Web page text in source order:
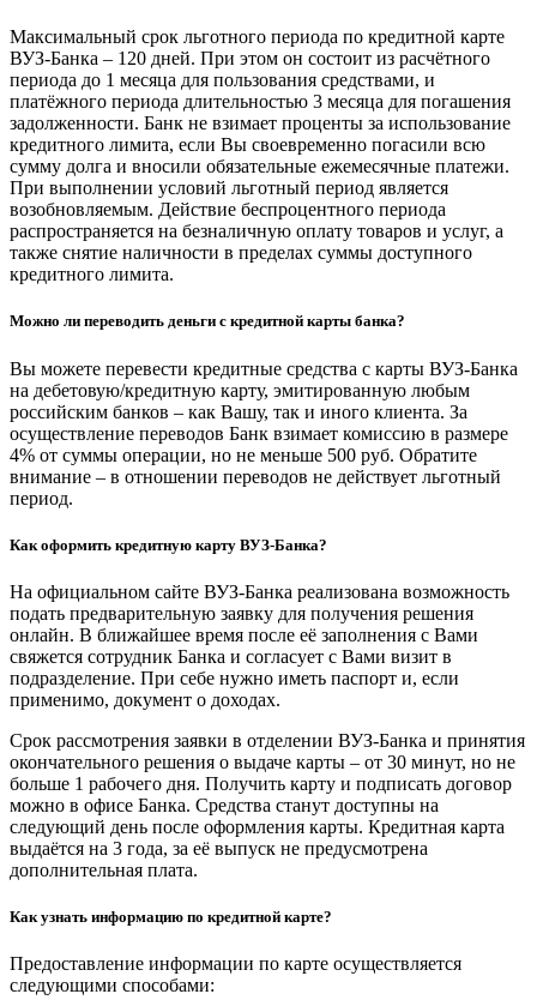
Максимальный срок льготного периода по кредитной карте
ВУЗ-Банка – 120 дней. При этом он состоит из расчётного
периода до 1 месяца для пользования средствами, и
платёжного периода длительностью 3 месяца для погашения
задолженности. Банк не взимает проценты за использование
кредитного лимита, если Вы своевременно погасили всю
сумму долга и вносили обязательные ежемесячные платежи.
При выполнении условий льготный период является
возобновляемым. Действие беспроцентного периода
распространяется на безналичную оплату товаров и услуг, а
также снятие наличности в пределах суммы доступного
кредитного лимита.
Можно ли переводить деньги с кредитной карты банка?
Вы можете перевести кредитные средства с карты ВУЗ-Банка
на дебетовую/кредитную карту, эмитированную любым
российским банков – как Вашу, так и иного клиента. За
осуществление переводов Банк взимает комиссию в размере
4% от суммы операции, но не меньше 500 руб. Обратите
внимание – в отношении переводов не действует льготный
период.
Как оформить кредитную карту ВУЗ-Банка?
На официальном сайте ВУЗ-Банка реализована возможность
подать предварительную заявку для получения решения
онлайн. В ближайшее время после её заполнения с Вами
свяжется сотрудник Банка и согласует с Вами визит в
подразделение. При себе нужно иметь паспорт и, если
применимо, документ о доходах.
Срок рассмотрения заявки в отделении ВУЗ-Банка и принятия
окончательного решения о выдаче карты – от 30 минут, но не
больше 1 рабочего дня. Получить карту и подписать договор
можно в офисе Банка. Средства станут доступны на
следующий день после оформления карты. Кредитная карта
выдаётся на 3 года, за её выпуск не предусмотрена
дополнительная плата.
Как узнать информацию по кредитной карте?
Предоставление информации по карте осуществляется
следующими способами: